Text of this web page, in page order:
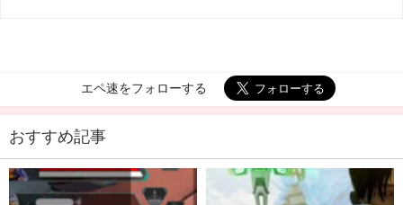
エペ速をフォローする
おすすめ記事